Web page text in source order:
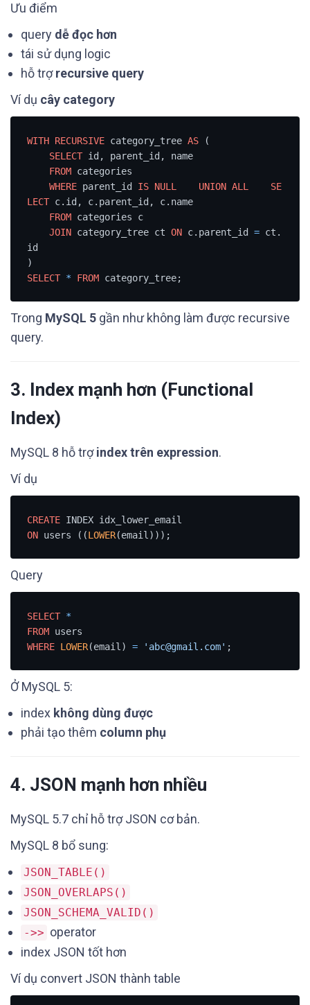
Ưu điểm
query dễ đọc hơn
tái sử dụng logic
hỗ trợrecursive query
Ví dụ cây category
WITH RECURSIVE category_tree AS (
SELECT id, parent_id, name
FROM categories
WHERE parent_id IS NULL UNION ALL
SE
LECT c.id, c.parent_id, c.name
FROM categories c
JOIN category_tree ct ON c.parent_id = ct.
id
SELECT * FROM category_tree;
Trong MySQL 5 gần như không làm được recursive
query.
3. Index mạnh hơn (Functional
Index)
MySQL 8 hỗ trợindex trên expression.
Ví dụ
CREATE
ON users ((LOWER(email)));
Query
SELECT *
FROM
WHERE LOWER(email) = 'abc@gmail.com' ;
Ở MySQL 5:
index không dùng được
phải tạo thêm column phụ
4. JSON mạnh hơn nhiều
MySQL 5.7 chỉ hỗ trợ JSON cơ bản.
MySQL 8 bổ sung:
JSON_TABLE()
JSON_OVERLAPS()
JSON_SCHEMA_VALID()
->> operator
index JSON tốt hơn
Ví dụ convert JSON thành table